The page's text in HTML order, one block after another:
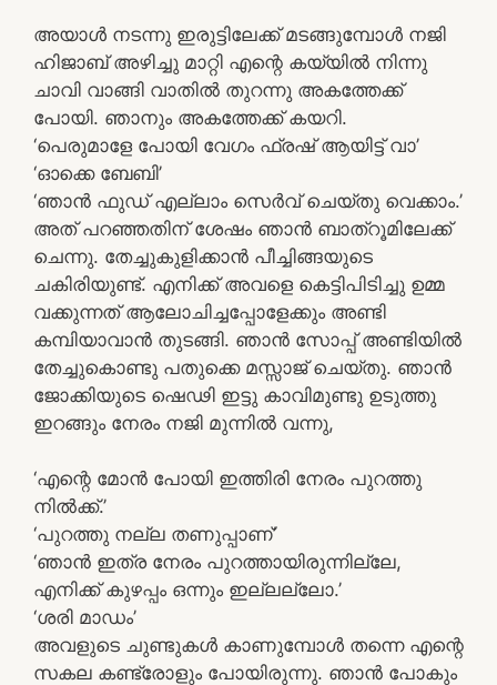
അയാൾ നടന്നു ഇരുട്ടിലേക്ക് മടങ്ങുമ്പോൾ നജി
ഹിജാബ് അഴിച്ചു മാറ്റി എന്റെ കയ്യിൽ നിന്നു
ചാവി വാങ്ങി വാതിൽ തുറന്നു അകത്തേക്ക്
പോയി. ഞാനും അകത്തേക്ക് കയറി.
‘പെരുമാളേ പോയി വേഗം ഫ്രഷ് ആയിട്ട് വാ’
‘ഓക്കെ ബേബി’
‘ഞാൻ ഫുഡ് എല്ലാം സെർവ് ചെയ്തു വെക്കാം.’
അത് പറഞ്ഞതിന് ശേഷം ഞാൻ ബാത്റൂമിലേക്ക്
ചെന്നു. തേച്ചുകുളിക്കാൻ പീച്ചിങ്ങയുടെ
ചകിരിയുണ്ട്. എനിക്ക് അവളെ കെട്ടിപിടിച്ചു ഉമ്മ
വക്കുന്നത് ആലോചിച്ചപ്പോളേക്കും അണ്ടി
കമ്പിയാവാൻ തുടങ്ങി. ഞാൻ സോപ്പ് അണ്ടിയിൽ
തേച്ചുകൊണ്ടു പതുക്കെ മസ്സാജ് ചെയ്തു. ഞാൻ
ജോക്കിയുടെ ഷെഢി ഇട്ടു കാവിമുണ്ടു ഉടുത്തു
ഇറങ്ങും നേരം നജി മുന്നിൽ വന്നു,
‘എന്റെ മോൻ പോയി ഇത്തിരി നേരം പുറത്തു
നിൽക്ക്.’
‘പുറത്തു നല്ല തണുപ്പാണ്’
‘ഞാൻ ഇത്ര നേരം പുറത്തായിരുന്നില്ലേ,
എനിക്ക് കുഴപ്പം ഒന്നും ഇല്ലല്ലോ.’
‘ശരി മാഡം’
അവളുടെ ചുണ്ടുകൾ കാണുമ്പോൾ തന്നെ എന്റെ
സകല കണ്ട്രോളും പോയിരുന്നു. ഞാൻ പോകും